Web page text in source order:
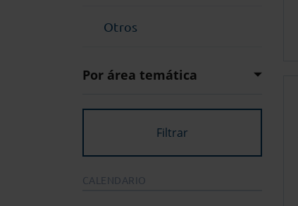
Otros
Por área temática
CALENDARIO